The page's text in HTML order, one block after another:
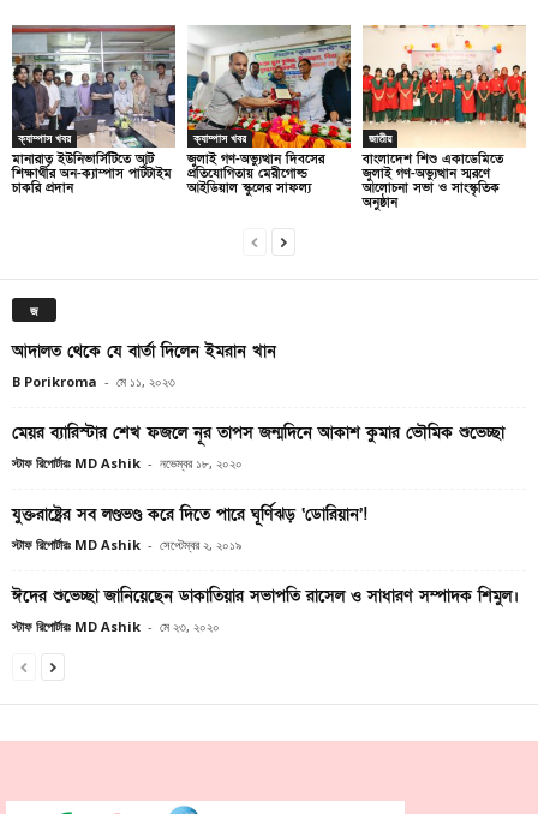
ক্যাম্পাস খবর
মানারাত ইউনিভার্সিটিতে আট
শিক্ষার্থীর অন-ক্যাম্পাস পার্টটাইম
চাকরি প্রদান
ক্যাম্পাস খবর
জুলাই গণ-অভ্যুত্থান দিবসের
প্রতিযোগিতায় মেরীগোল্ড
আইডিয়াল স্কুলের সাফল্য
জাতীয়
বাংলাদেশ শিশু একাডেমিতে
জুলাই গণ-অভ্যুত্থান স্মরণে
আলোচনা সভা ও সাংস্কৃতিক
অনুষ্ঠান
জ
আদালত থেকে যে বার্তা দিলেন ইমরান খান
B Porikroma - মে ১১, ২০২৩
মেয়র ব্যারিস্টার শেখ ফজলে নূর তাপস জন্মদিনে আকাশ কুমার ভৌমিক শুভেচ্ছা
স্টাফ রিপোর্টারঃ MD Ashik - নভেম্বর ১৮, ২০২০
যুক্তরাষ্ট্রের সব লণ্ডভণ্ড করে দিতে পারে ঘূর্ণিঝড় ‘ডোরিয়ান’!
স্টাফ রিপোর্টারঃ MD Ashik - সেপ্টেম্বর ২, ২০১৯
ঈদের শুভেচ্ছা জানিয়েছেন ডাকাতিয়ার সভাপতি রাসেল ও সাধারণ সম্পাদক শিমুল।
স্টাফ রিপোর্টারঃ MD Ashik - মে ২৩, ২০২০